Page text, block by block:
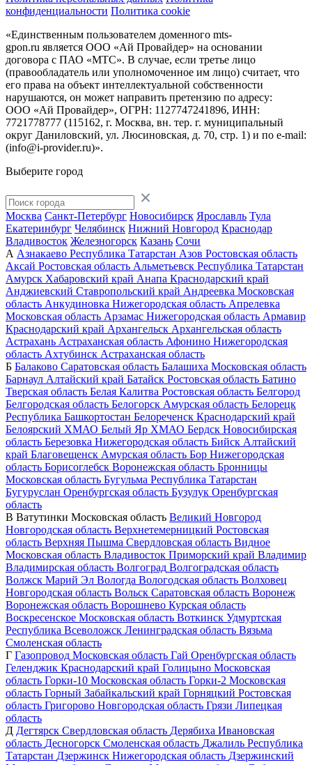
конфиденциальности Политика cookie
«Единственным пользователем доменного mts-
gpon.ru является ООО «Ай Провайдер» на основании
договора с ПАО «МТС». В случае, если третье лицо
(правообладатель или уполномоченное им лицо) считает, что
его права на объект интеллектуальной собственности
нарушаются, он может направить претензию по адресу:
ООО «Ай Провайдер», ОГРН: 1127747241896, ИНН:
7721778777 (115162, г. Москва, вн. тер. г. муниципальный
округ Даниловский, ул. Люсиновская, д. 70, стр. 1) и по e-mail:
(info@i-provider.ru)».
Выберите город
Москва Санкт-Петербург Новосибирск Ярославль Тула
Екатеринбург Челябинск Нижний Новгород Краснодар
Владивосток Железногорск Казань Сочи
А Азнакаево Республика Татарстан Азов Ростовская область
Аксай Ростовская область Альметьевск Республика Татарстан
Амурск Хабаровский край Анапа Краснодарский край
Анджиевский Ставропольский край Андреевка Московская
область Анкудиновка Нижегородская область Апрелевка
Московская область Арзамас Нижегородская область Армавир
Краснодарский край Архангельск Архангельская область
Астрахань Астраханская область Афонино Нижегородская
область Ахтубинск Астраханская область
Б Балаково Саратовская область Балашиха Московская область
Барнаул Алтайский край Батайск Ростовская область Батино
Тверская область Белая Калитва Ростовская область Белгород
Белгородская область Белогорск Амурская область Белорецк
Республика Башкортостан Белореченск Краснодарский край
Белоярский ХМАО Белый Яр ХМАО Бердск Новосибирская
область Березовка Нижегородская область Бийск Алтайский
край Благовещенск Амурская область Бор Нижегородская
область Борисоглебск Воронежская область Бронницы
Московская область Бугульма Республика Татарстан
Бугуруслан Оренбургская область Бузулук Оренбургская
область
В Ватутинки Московская область Великий Новгород
Новгородская область Верхнетемерницкий Ростовская
область Верхняя Пышма Свердловская область Видное
Московская область Владивосток Приморский край Владимир
Владимирская область Волгоград Волгоградская область
Волжск Марий Эл Вологда Вологодская область Волховец
Новгородская область Вольск Саратовская область Воронеж
Воронежская область Ворошнево Курская область
Воскресенское Московская область Воткинск Удмуртская
Республика Всеволожск Ленинградская область Вязьма
Смоленская область
Г Газопровод Московская область Гай Оренбургская область
Геленджик Краснодарский край Голицыно Московская
область Горки-10 Московская область Горки-2 Московская
область Горный Забайкальский край Горняцкий Ростовская
область Григорово Новгородская область Грязи Липецкая
область
Д Дегтярск Свердловская область Дерябиха Ивановская
область Десногорск Смоленская область Джалиль Республика
Татарстан Дзержинск Нижегородская область Дзержинский